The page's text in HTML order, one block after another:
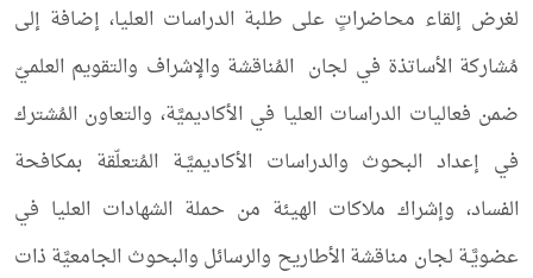
لغرض إلقاء محاضراتٍ على طلبة الدراسات العليا، إضافة إلى
مُشاركة الأساتذة في لجان المُناقشة والإشراف والتقويم العلميّ
ضمن فعاليات الدراسات العليا في الأكاديميَّة، والتعاون المُشترك
في إعداد البحوث والدراسات الأكاديميَّـة المُتعلّقة بمكافحة
الفساد، وإشراك ملاكات الهيئة من حملة الشهادات العليا في
عضويَّـة لجان مناقشة الأطاريح والرسائل والبحوث الجامعيَّة ذات